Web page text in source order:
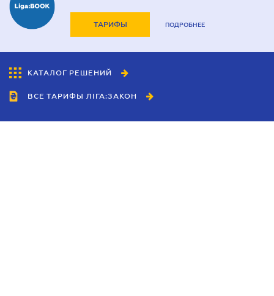
ТАРИФЫ ПОДРОБНЕЕ
КАТАЛОГ РЕШЕНИЙ
ВСЕ ТАРИФЫ ЛІГА:ЗАКОН